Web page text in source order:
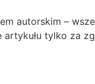
autorskim –
artykułu tylko za